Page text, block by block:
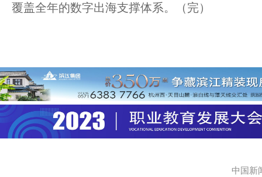
覆盖全年的数字出海支撑体系。（完）
中国新